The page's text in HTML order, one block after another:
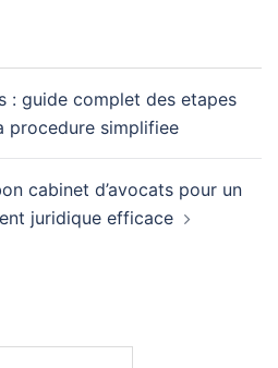
aux
: guide complet des etapes
procedure simplifiee
cabinet d’avocats pour un
juridique efficace